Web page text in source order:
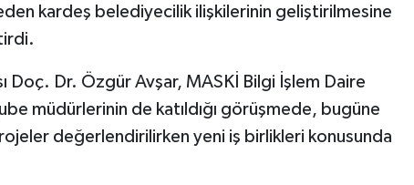
kardeş belediyecilik ilişkilerinin geliştirilmesine
Doç. Dr. Özgür Avşar, MASKİ Bilgi İşlem Daire
müdürlerinin de katıldığı görüşmede, bugüne
değerlendirilirken yeni iş birlikleri konusunda